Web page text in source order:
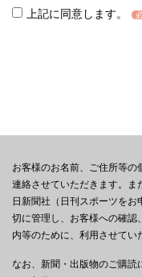
・お客様の個人情報は、
に定める目的で利用しま
ＡＳＡなど朝日新聞を取
（1）朝日新聞グループの
（2）広告・コンテンツの配
（3）朝日新聞の紙面版・
読キャンペーンや宣伝（
（4）朝日IDを使ったウェ
統計情報などの形に加工
上記に同意します。
お客様のお名前、ご住所等
連絡させていただきます。ま
日新聞社（日刊スポーツを
切に管理し、お客様への確認
内等のために、利用させてい
なお、新聞・出版物のご購読